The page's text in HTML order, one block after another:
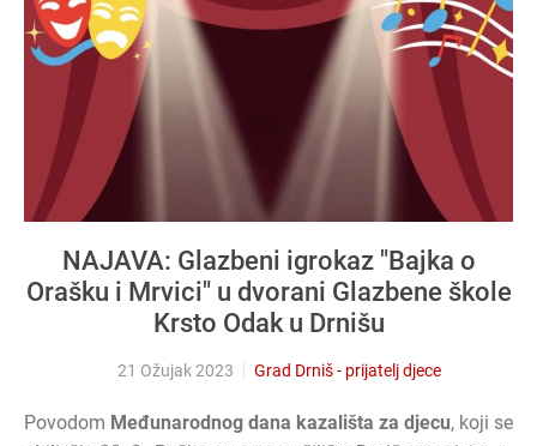
NAJAVA: Glazbeni igrokaz "Bajka o
Orašku i Mrvici" u dvorani Glazbene škole
Krsto Odak u Drnišu
21 Ožujak 2023 Grad Drniš - prijatelj djece
Povodom Međunarodnog dana kazališta za djecu, koji se